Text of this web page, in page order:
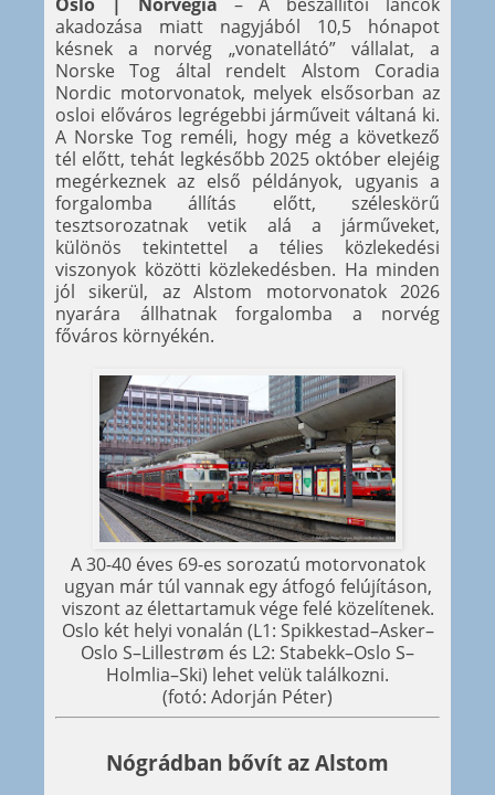
akadozása miatt nagyjából 10,5 hónapot
késnek a norvég „vonatellátó” vállalat, a
Norske Tog által rendelt Alstom Coradia
Nordic motorvonatok, melyek elsősorban az
osloi előváros legrégebbi járműveit váltaná ki.
A Norske Tog reméli, hogy még a következő
tél előtt, tehát legkésőbb 2025 október elejéig
megérkeznek az első példányok, ugyanis a
forgalomba állítás előtt, széleskörű
tesztsorozatnak vetik alá a járműveket,
különös tekintettel a télies közlekedési
viszonyok közötti közlekedésben. Ha minden
jól sikerül, az Alstom motorvonatok 2026
nyarára állhatnak forgalomba a norvég
főváros környékén.
A 30-40 éves 69-es sorozatú motorvonatok
ugyan már túl vannak egy átfogó felújításon,
viszont az élettartamuk vége felé közelítenek.
Oslo két helyi vonalán (L1: Spikkestad–Asker–
Oslo S–Lillestrøm és L2: Stabekk–Oslo S–
Holmlia–Ski) lehet velük találkozni.
(fotó: Adorján Péter)
Nógrádban bővít az Alstom